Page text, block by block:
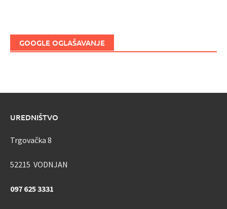
GOOGLE OGLAŠAVANJE
UREDNIŠTVO
Trgovačka 8
52215 VODNJAN
097 625 3331